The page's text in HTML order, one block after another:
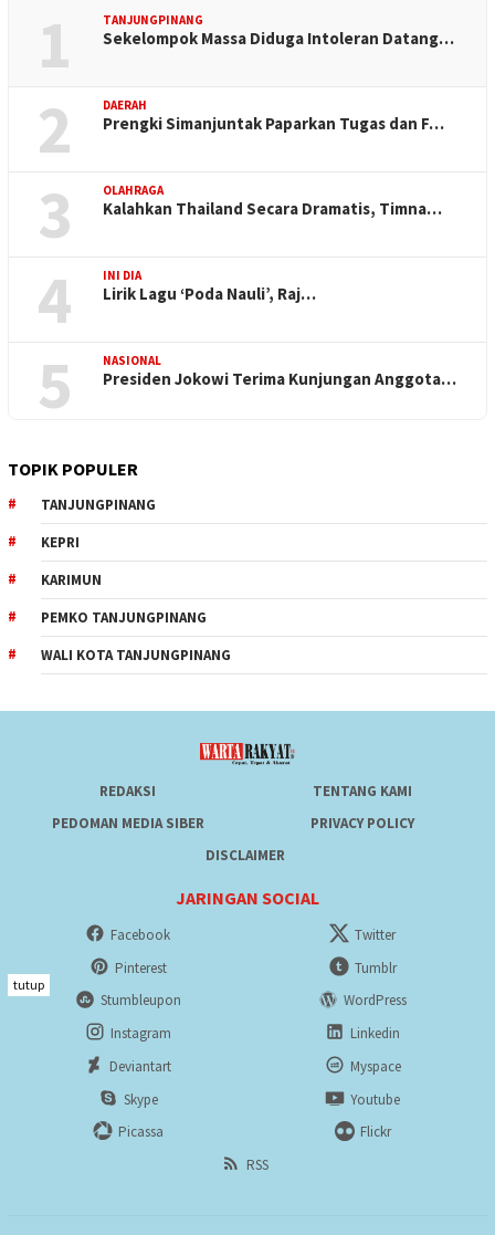
1 TANJUNGPINANG
Sekelompok Massa Diduga Intoleran Datang…
2 DAERAH
Prengki Simanjuntak Paparkan Tugas dan F…
3 OLAHRAGA
Kalahkan Thailand Secara Dramatis, Timna…
4 INI DIA
Lirik Lagu ‘Poda Nauli’, Raj…
5 NASIONAL
Presiden Jokowi Terima Kunjungan Anggota…
TOPIK POPULER
TANJUNGPINANG
KEPRI
KARIMUN
PEMKO TANJUNGPINANG
WALI KOTA TANJUNGPINANG
REDAKSI
TENTANG KAMI
PEDOMAN MEDIA SIBER
PRIVACY POLICY
DISCLAIMER
JARINGAN SOCIAL
Facebook
Twitter
Pinterest
Tumblr
Stumbleupon
WordPress
Instagram
Linkedin
Deviantart
Myspace
Skype
Youtube
Picassa
Flickr
RSS
tutup